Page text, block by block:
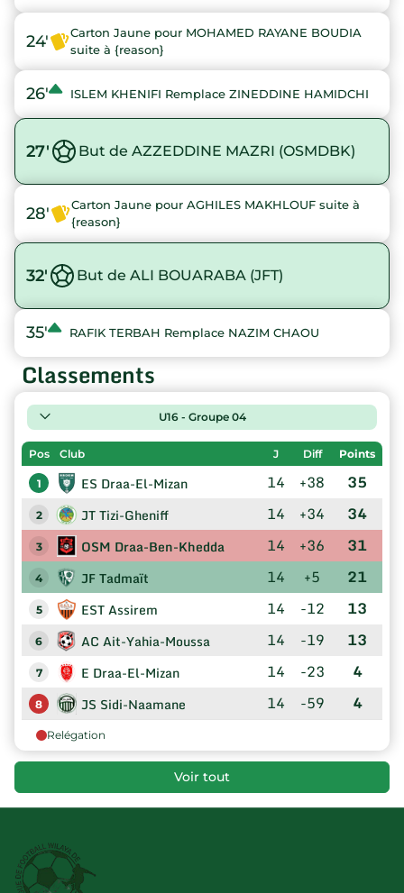
24'
Carton Jaune pour MOHAMED RAYANE BOUDIA
suite à {reason}
26' ISLEM KHENIFI Remplace ZINEDDINE HAMIDCHI
27' But de AZZEDDINE MAZRI (OSMDBK)
28'
Carton Jaune pour AGHILES MAKHLOUF suite à
{reason}
32' But de ALI BOUARABA (JFT)
35' RAFIK TERBAH Remplace NAZIM CHAOU
Classements
U16 - Groupe 04
Pos Club J Diff Points
1 ES Draa-El-Mizan 14 +38 35
2 JT Tizi-Gheniff 14 +34 34
3 OSM Draa-Ben-Khedda 14 +36 31
4 JF Tadmaït 14 +5 21
5 EST Assirem 14 -12 13
6 AC Ait-Yahia-Moussa 14 -19 13
7 E Draa-El-Mizan 14 -23 4
8 JS Sidi-Naamane 14 -59 4
Relégation
Voir tout